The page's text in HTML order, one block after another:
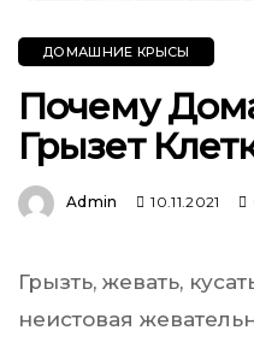
ДОМАШНИЕ КРЫСЫ
Почему
Грызет
Admin 10.11.2021
Грызть, жевать,
неистовая